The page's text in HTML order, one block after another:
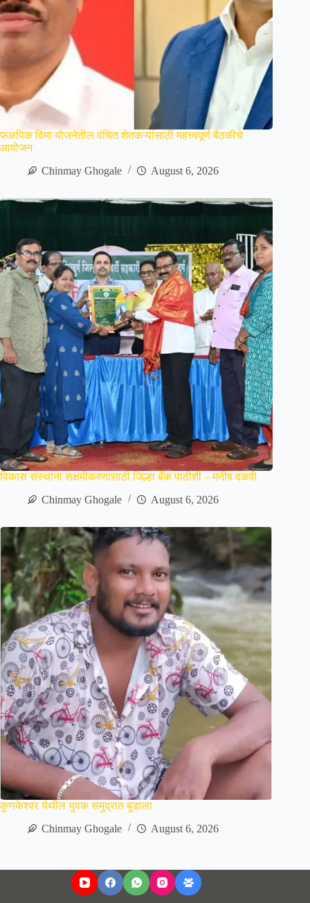
फळपिक विमा योजनेतील वंचित शेतकऱ्यांसाठी महत्त्वपूर्ण बैठकीचे
आयोजन
Chinmay Ghogale
August 6, 2026
विकास संस्थांना सक्षमीकरणासाठी जिल्हा बॅंक पाठीशी – मनीष दळवी
Chinmay Ghogale
August 6, 2026
कुणकेश्वर येथील युवक समुद्रात बुडाला
Chinmay Ghogale
August 6, 2026